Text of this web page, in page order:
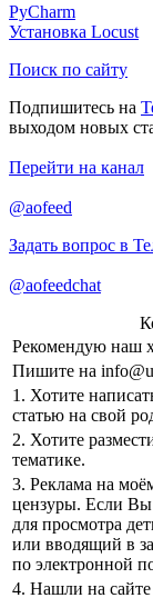
PyCharm
Установка Locust
Поиск по сайту
Подпишитесь на
выходом новых
Перейти на канал
@aofeed
Задать вопрос в
@aofeedchat
Рекомендую наш
Пишите на
1. Хотите
статью на свой
2. Хотите
тематике.
3. Реклама на
цензуры. Если
для просмотра
или вводящий в
по электронной
4. Нашли на сайте